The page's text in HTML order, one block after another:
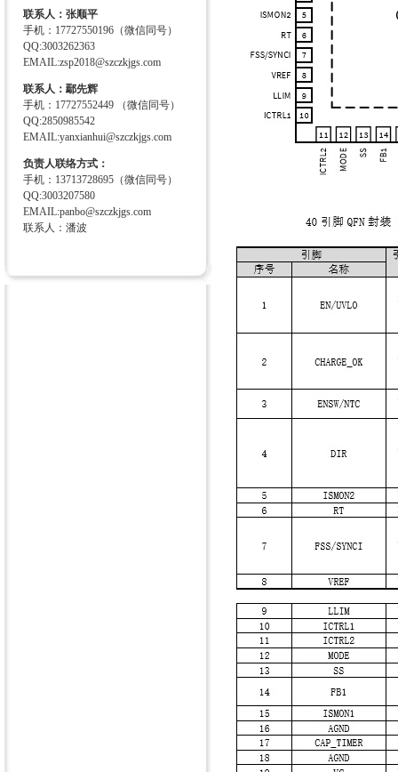
联系人：张顺平
手机：17727550196（微信同号）
QQ:3003262363
EMAIL:zsp2018@szczkjgs.com
联系人：鄢先辉
手机：17727552449 （微信同号）
QQ:2850985542
EMAIL:yanxianhui@szczkjgs.com
负责人联络方式：
手机：13713728695（微信同号）
QQ:3003207580
EMAIL:panbo@szczkjgs.com
联系人：潘波